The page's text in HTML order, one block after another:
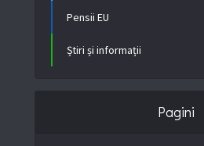
Pensii EU
Știri și informații
Pagini